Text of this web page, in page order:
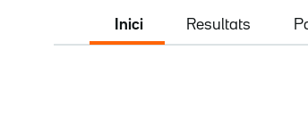
Inici Resultats